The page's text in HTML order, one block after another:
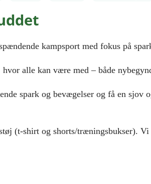
kampsport med fokus på
alle kan være med – både
spark og bevægelser og få en sjov
(t-shirt og shorts/træningsbukser).